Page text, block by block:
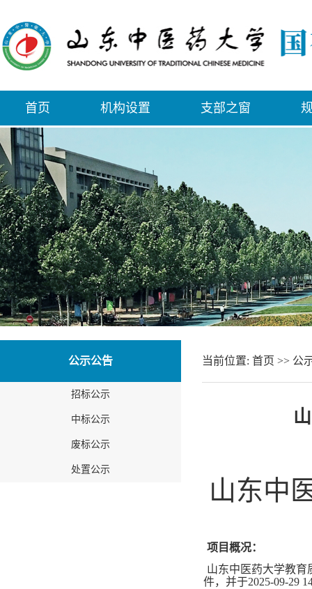
首页 机构设置 支部之窗
公示公告
招标公示
中标公示
废标公示
处置公示
当前位置: 首页 >> 公
山东中
项目概况：
山东中医药大学教育
件，并于2025-09-29